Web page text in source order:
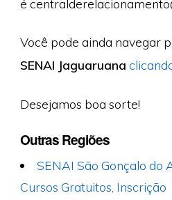
é
Você pode ainda navegar
SENAI Jaguaruana
Desejamos boa sorte!
Outras Regiões
SENAI São Gonçalo do
Cursos Gratuitos, Inscrição